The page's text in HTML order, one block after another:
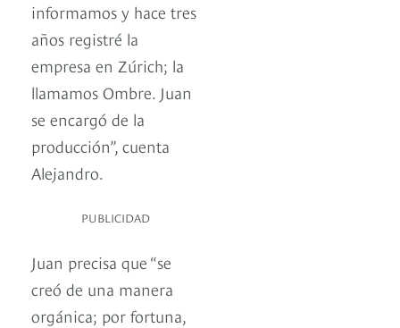
informamos y hace tres
años registré la
empresa en Zúrich; la
llamamos Ombre. Juan
se encargó de la
producción”, cuenta
Alejandro.
PUBLICIDAD
Juan precisa que “se
creó de una manera
orgánica; por fortuna,